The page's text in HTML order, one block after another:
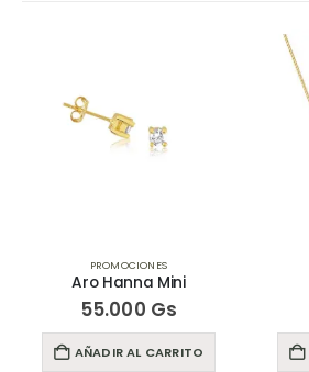
PROMOCIONES
Aro Hanna Mini
55.000 Gs
AÑADIR AL CARRITO